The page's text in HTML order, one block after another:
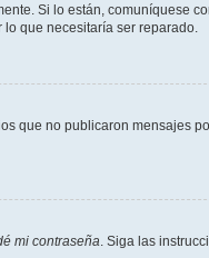
Si lo están, comuníquese
que necesitaría ser reparado.
que no publicaron mensajes
mi contraseña. Siga las